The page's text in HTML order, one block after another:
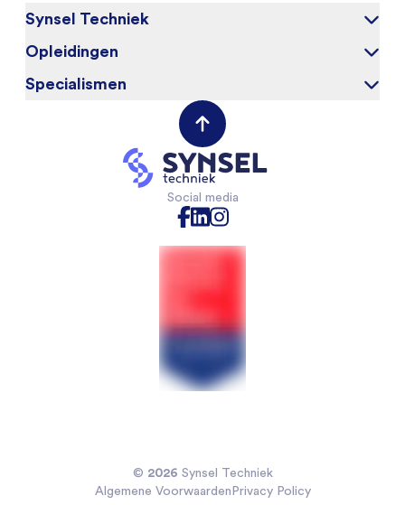
Synsel Techniek
Over ons
Onze kandidaten
Contact opnemen
Opleidingen
Elektrotechniek
Industriële Automatisering
Specialismen
Mechanical Engineers
Software & Electrical Engineers
Monteurs Technische DienstSocial media
© 2026 Synsel Techniek
Algemene VoorwaardenPrivacy Policy